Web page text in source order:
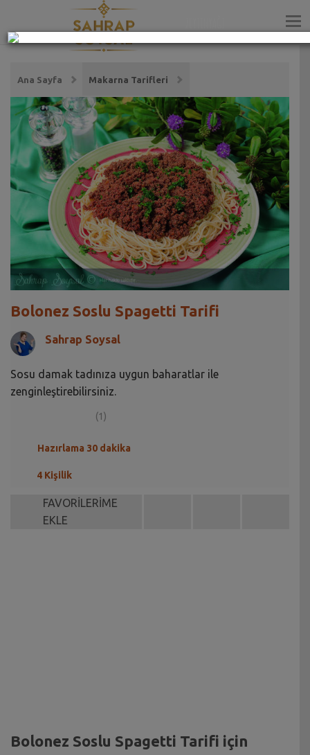
Ana Sayfa Makarna Tarifleri
Bolonez Soslu Spagetti Tarifi
Sahrap Soysal
Sosu damak tadınıza uygun baharatlar ile
zenginleştirebilirsiniz.
(1)
Hazırlama 30 dakika
4 Kişilik
FAVORİLERİME
EKLE
Bolonez Soslu Spagetti Tarifi için